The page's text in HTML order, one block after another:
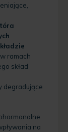
ramach
skład
degradujące
na